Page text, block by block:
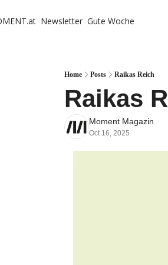
Newsletter Gute Woche
Home Posts Raikas Reich
Raikas
Moment Magazin
Oct 16, 2025